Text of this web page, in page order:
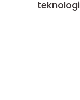
teknologi